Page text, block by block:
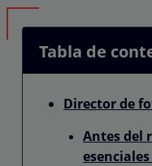
Tabla de
Director de
Antes del